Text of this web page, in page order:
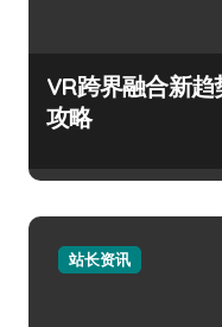
VR跨界融合新
攻略
站长资讯